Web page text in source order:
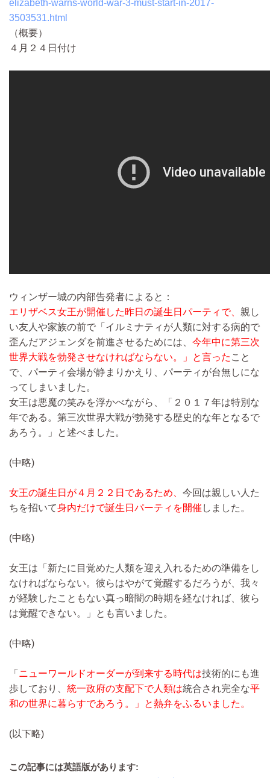
elizabeth-warns-world-war-3-must-start-in-2017-
3503531.html
（概要）
４月２４日付け
ウィンザー城の内部告発者によると：
エリザベス女王が開催した昨日の誕生日パーティで、 親し
い友人や家族の前で「イルミナティが人類に対する病的で
歪んだアジェンダを前進させるためには、 今年中に第三次
世界大戦を勃発させなければならない。」と言った こと
で、パーティ会場が静まりかえり、パーティが台無しにな
ってしまいました。
女王は悪魔の笑みを浮かべながら、「２０１７年は特別な
年である。第三次世界大戦が勃発する歴史的な年となるで
あろう。」と述べました。
(中略)
女王の誕生日が４月２２日であるため、 今回は親しい人た
ちを招いて身内だけで誕生日パーティを開催 しました。
(中略)
女王は「新たに目覚めた人類を迎え入れるための準備をし
なければならない。彼らはやがて覚醒するだろうが、我々
が経験したこともない真っ暗闇の時期を経なければ、彼ら
は覚醒できない。」とも言いました。
(中略)
「 ニューワールドオーダーが到来する時代は技術的にも進
歩しており、 統一政府の支配下で人類は統合され完全な平
和の世界に暮らすであろう。」と熱弁をふるいました。
(以下略)
この記事には英語版があります: